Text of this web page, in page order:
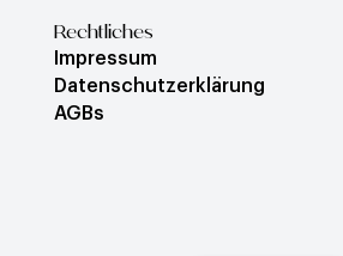
Rechtliches
Impressum
Datenschutzerklärung
AGBs